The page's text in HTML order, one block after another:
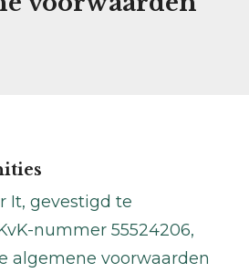
It, gevestigd te
nummer 55524206,
algemene voorwaarden